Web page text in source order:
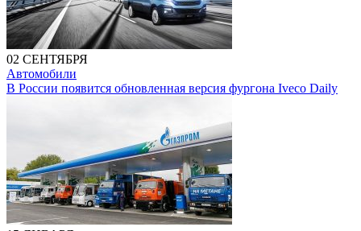
02 СЕНТЯБРЯ
Автомобили
В России появится обновленная версия фургона Iveco Daily